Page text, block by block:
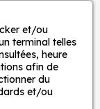
et
peuvent
les miroirs ou
être utilisés
et
et/ou
terminal telles
heure
afin de
du
et/ou